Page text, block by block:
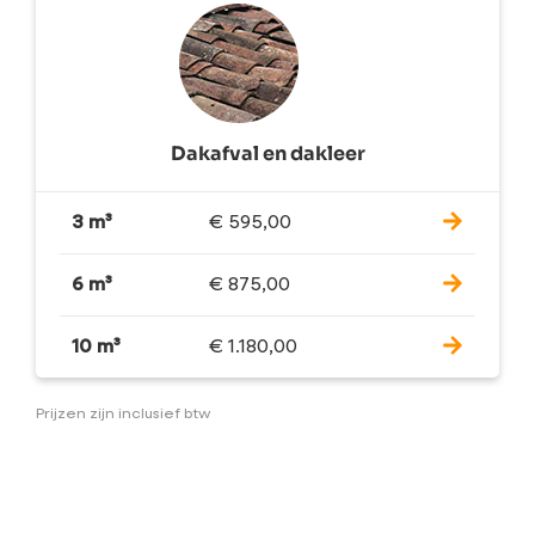
Dakafval en dakleer
3 m³ € 595,00
6 m³ € 875,00
10 m³ € 1.180,00
Prijzen zijn inclusief btw